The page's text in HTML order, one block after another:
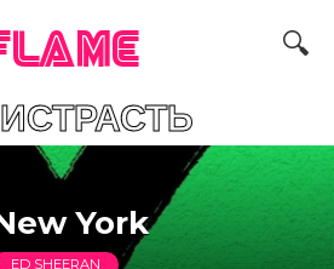
York
ED SHEERAN